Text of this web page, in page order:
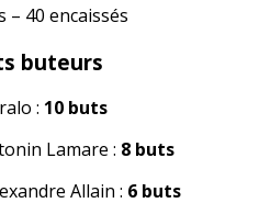
– 40 encaissés
buteurs
: 10 buts
Lamare : 8 buts
Allain : 6 buts